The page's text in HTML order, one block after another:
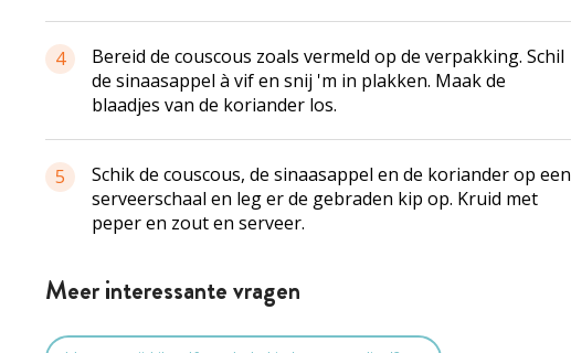
4
Bereid de couscous zoals vermeld op de verpakking. Schil
de sinaasappel à vif en snij 'm in plakken. Maak de
blaadjes van de koriander los.
5
Schik de couscous, de sinaasappel en de koriander op een
serveerschaal en leg er de gebraden kip op. Kruid met
peper en zout en serveer.
Meer interessante vragen